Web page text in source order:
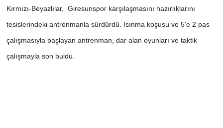
Kırmızı-Beyazlılar, Giresunspor karşılaşmasını hazırlıklarını
tesislerindeki antrenmanla sürdürdü. Isınma koşusu ve 5'e 2 pas
çalışmasıyla başlayan antrenman, dar alan oyunları ve taktik
çalışmayla son buldu.